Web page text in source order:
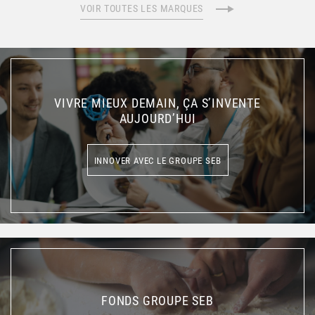
VOIR TOUTES LES MARQUES
VIVRE MIEUX DEMAIN, ÇA S’INVENTE
AUJOURD’HUI
INNOVER AVEC LE GROUPE SEB
INNOVER AVEC LE GROUPE SEB
FONDS GROUPE SEB